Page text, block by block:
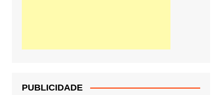
PUBLICIDADE